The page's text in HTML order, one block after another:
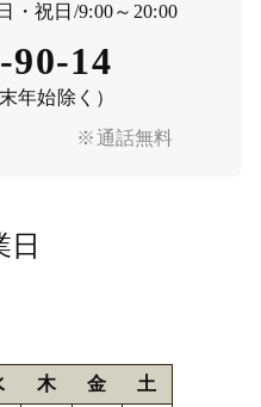
※通話無料
・祝日/9:00～20:00
90-14
年始除く）
木 金 土